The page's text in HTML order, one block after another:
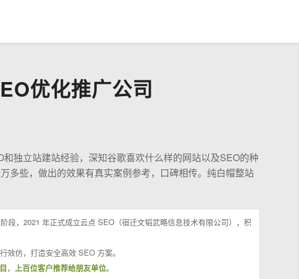
优化推广公司
独立站建站经验，深知谷歌喜欢什么样的网站以及SEO的种
多些，做出的效果有真实案例参考，口碑相传。纯白帽整站
段，2021 年正式成立云点 SEO（宿迁文韬武略信息技术有限公司），积
效仿，打造安全高效 SEO 方案。
， 上百位客户推荐给朋友单位。